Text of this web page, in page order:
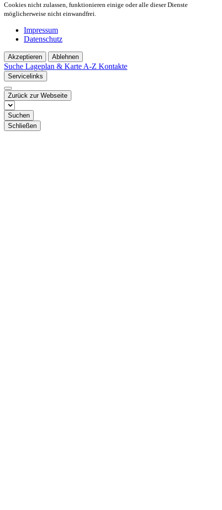
Cookies nicht zulassen, funktionieren einige oder alle dieser Dienste
möglicherweise nicht einwandfrei.
Impressum
Datenschutz
Akzeptieren Ablehnen
Suche Lageplan & Karte A-Z Kontakte
Servicelinks
Zurück zur Webseite
Suchen
Schließen